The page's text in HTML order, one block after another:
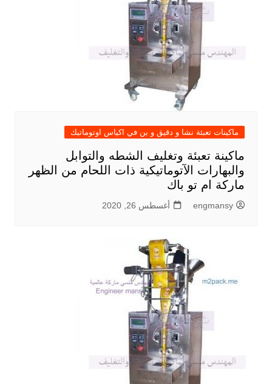
ماكينات تعبئة نشا و دقيق و بن في اكياس اوتوماتيك
ماكينة تعبئة وتغليف الشطه والتوابل
والبهارات الآتوماتيكية ذات اللحام من الظهر
ماركة ام تو باك
engmansy أغسطس 26, 2020